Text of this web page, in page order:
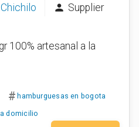
person Supplier
100% artesanal a la
# hamburguesas en bogota
domicilio